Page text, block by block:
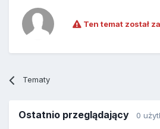
Ten temat został
Tematy
Ostatnio przeglądający 0